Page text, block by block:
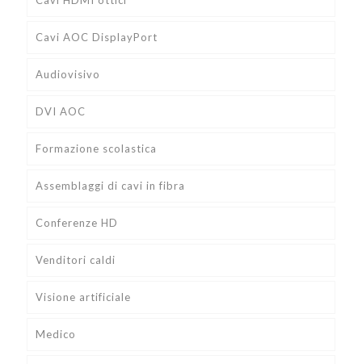
Cavi AOC DisplayPort
Audiovisivo
DVI AOC
Formazione scolastica
Assemblaggi di cavi in fibra
Conferenze HD
Venditori caldi
Visione artificiale
Medico